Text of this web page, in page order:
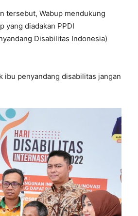
tersebut, Wabup mendukung
yang diadakan PPDI
Disabilitas Indonesia)
ibu penyandang disabilitas jangan